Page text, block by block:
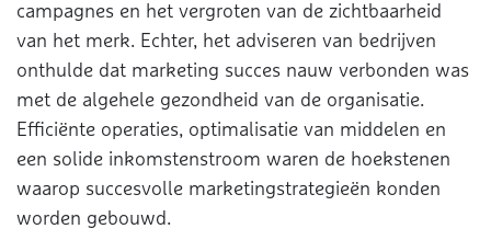
campagnes en het vergroten van de zichtbaarheid
van het merk. Echter, het adviseren van bedrijven
onthulde dat marketing succes nauw verbonden was
met de algehele gezondheid van de organisatie.
Efficiënte operaties, optimalisatie van middelen en
een solide inkomstenstroom waren de hoekstenen
waarop succesvolle marketingstrategieën konden
worden gebouwd.